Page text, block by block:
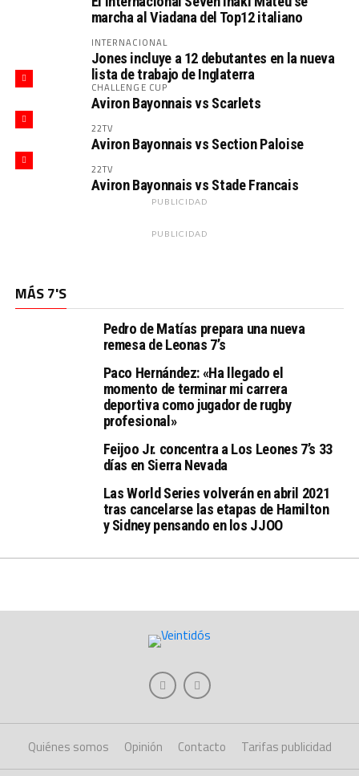
marcha al Viadana del Top12 italiano
INTERNACIONAL
Jones incluye a 12 debutantes en la nueva
lista de trabajo de Inglaterra
CHALLENGE CUP
Aviron Bayonnais vs Scarlets
22TV
Aviron Bayonnais vs Section Paloise
22TV
Aviron Bayonnais vs Stade Francais
PUBLICIDAD
PUBLICIDAD
MÁS 7'S
Pedro de Matías prepara una nueva
remesa de Leonas 7’s
Paco Hernández: «Ha llegado el
momento de terminar mi carrera
deportiva como jugador de rugby
profesional»
Feijoo Jr. concentra a Los Leones 7’s 33
días en Sierra Nevada
Las World Series volverán en abril 2021
tras cancelarse las etapas de Hamilton
y Sidney pensando en los JJOO
Quiénes somos Opinión Contacto Tarifas publicidad